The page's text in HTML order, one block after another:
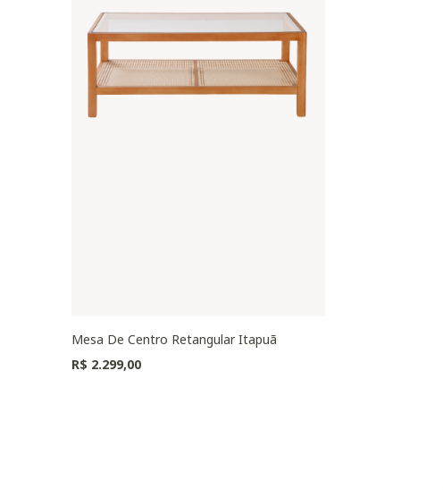
Mesa De Centro Retangular Itapuã
R$ 2.299,00